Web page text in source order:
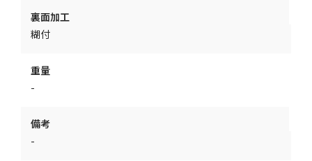
裏面加工
糊付
重量
-
備考
-